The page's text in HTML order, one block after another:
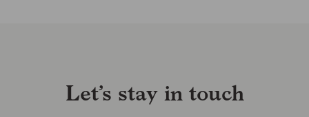
Let’s stay in touch